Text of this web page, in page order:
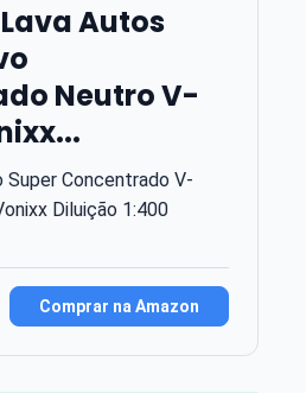
Autos
Neutro V-
Super Concentrado V-
Diluição 1:400
Comprar na Amazon